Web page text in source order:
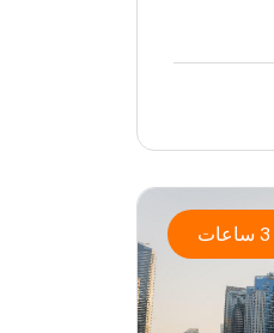
3 ساعات